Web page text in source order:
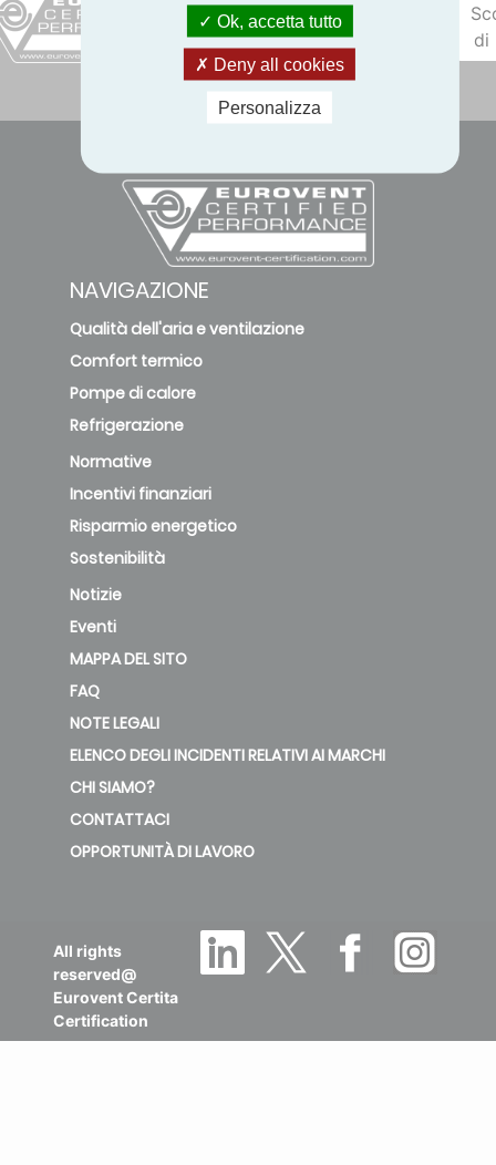
di
NAVIGAZIONE
Qualità dell'aria e ventilazione
Comfort termico
Pompe di calore
Refrigerazione
Normative
Incentivi finanziari
Risparmio energetico
Sostenibilità
Notizie
Eventi
MAPPA DEL SITO
FAQ
NOTE LEGALI
ELENCO DEGLI INCIDENTI RELATIVI AI MARCHI
CHI SIAMO?
CONTATTACI
OPPORTUNITÀ DI LAVORO
All rights
reserved@
Eurovent Certita
Certification
Ok, accetta tutto
Deny all cookies
Personalizza